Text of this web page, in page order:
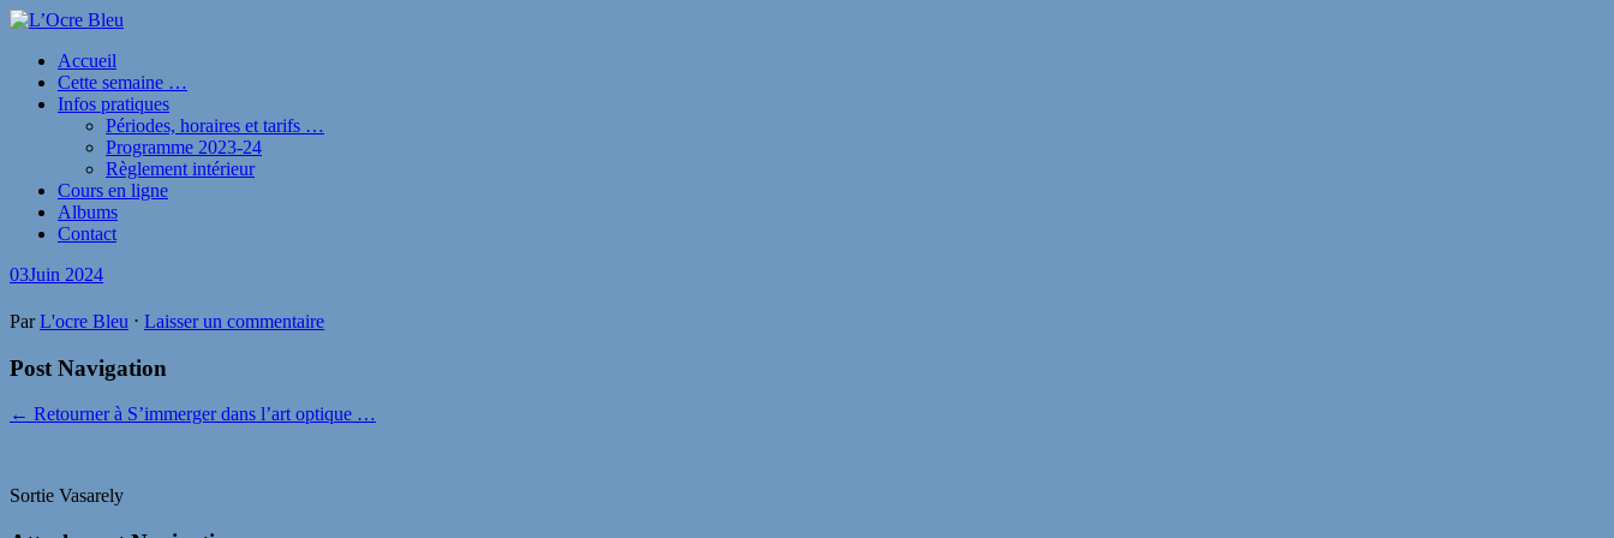
Accueil
Cette semaine …
Infos pratiques
Périodes, horaires et tarifs …
Programme 2023-24
Règlement intérieur
Cours en ligne
Albums
Contact
03Juin 2024
ParL'ocre Bleu ⋅ Laisser un commentaire
Post Navigation
← Retourner à S’immerger dans l’art optique …
Sortie Vasarely